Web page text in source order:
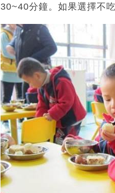
30~40分鐘。如果選擇不